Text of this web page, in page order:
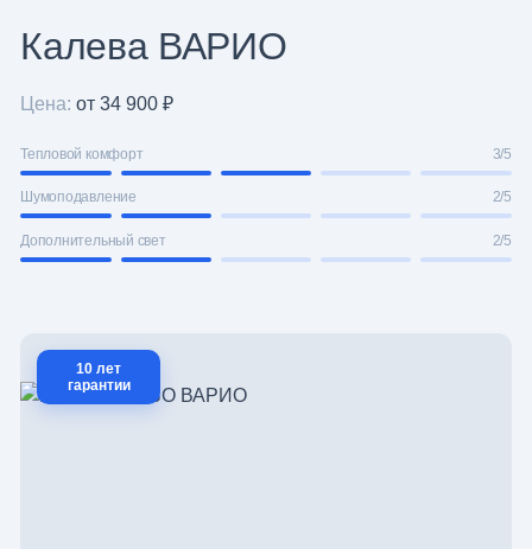
Калева ВАРИО
Цена: от 34 900 ₽
Тепловой комфорт 3/5
Шумоподавление 2/5
Дополнительный свет 2/5
10 лет
гарантии